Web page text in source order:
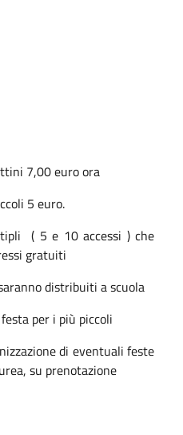
7,00 euro ora
5 euro.
( 5 e 10 accessi ) che
gratuiti
distribuiti a scuola
per i più piccoli
di eventuali feste
su prenotazione